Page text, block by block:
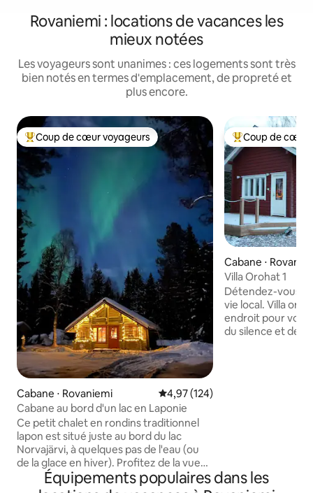
Rovaniemi : locations de vacances les
mieux notées
Les voyageurs sont unanimes : ces logements sont très
bien notés en termes d'emplacement, de propreté et
plus encore.
Coups de cœur voyageurs les plus appréciés
Coup de cœur voyageurs
Cabane ⋅ Rovaniemi Évaluation moyenne sur la
4,97 (124)
Cabane au bord d'un lac en Laponie
Ce petit chalet en rondins traditionnel
lapon est situé juste au bord du lac
Norvajärvi, à quelques pas de l'eau (ou
de la glace en hiver). Profitez de la vue
sur le lac et de la forêt qui vous entoure,
plongez dans la nature, ses sons et ses
Coups de cœur
Coup de cœur
Cabane ⋅
Villa Orohat 1
Détendez-vous
vie local. Villa orohat vous offre un
endroit pour
du silence et de
nous habitons
Équipements populaires dans les